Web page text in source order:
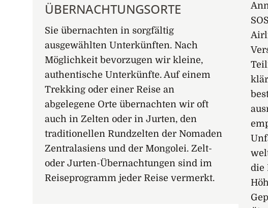
ÜBERNACHTUNGSORTE
Sie übernachten in sorgfältig
ausgewählten Unterkünften. Nach
Möglichkeit bevorzugen wir kleine,
authentische Unterkünfte. Auf einem
Trekking oder einer Reise an
abgelegene Orte übernachten wir oft
auch in Zelten oder in Jurten, den
traditionellen Rundzelten der Nomaden
Zentralasiens und der Mongolei. Zelt-
oder Jurten-Übernachtungen sind im
Reiseprogramm jeder Reise vermerkt.
die